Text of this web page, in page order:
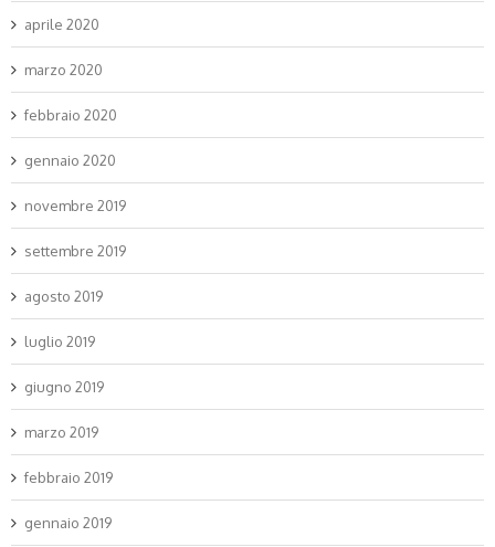
aprile 2020
marzo 2020
febbraio 2020
gennaio 2020
novembre 2019
settembre 2019
agosto 2019
luglio 2019
giugno 2019
marzo 2019
febbraio 2019
gennaio 2019